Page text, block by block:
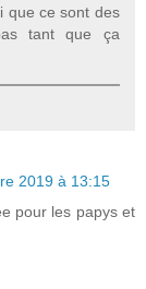
que ce sont des
tant que ça
2019 à 13:15
pour les papys et